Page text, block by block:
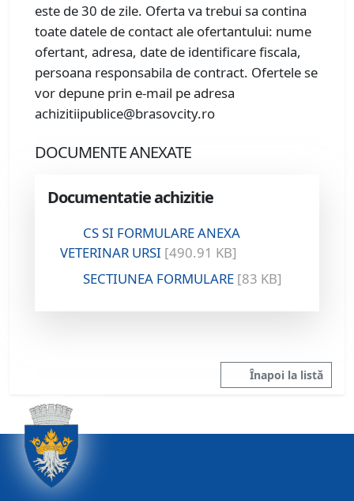
este de 30 de zile. Oferta va trebui sa contina
toate datele de contact ale ofertantului: nume
ofertant, adresa, date de identificare fiscala,
persoana responsabila de contract. Ofertele se
vor depune prin e-mail pe adresa
achizitiipublice@brasovcity.ro
DOCUMENTE ANEXATE
Documentatie achizitie
CS SI FORMULARE ANEXA
VETERINAR URSI [490.91 KB]
SECTIUNEA FORMULARE [83 KB]
Înapoi la listă